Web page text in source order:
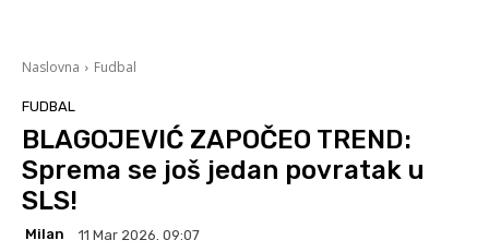
Naslovna Fudbal
FUDBAL
BLAGOJEVIĆ ZAPOČEO TREND:
Sprema se još jedan povratak u
SLS!
Milan 11 Mar 2026. 09:07